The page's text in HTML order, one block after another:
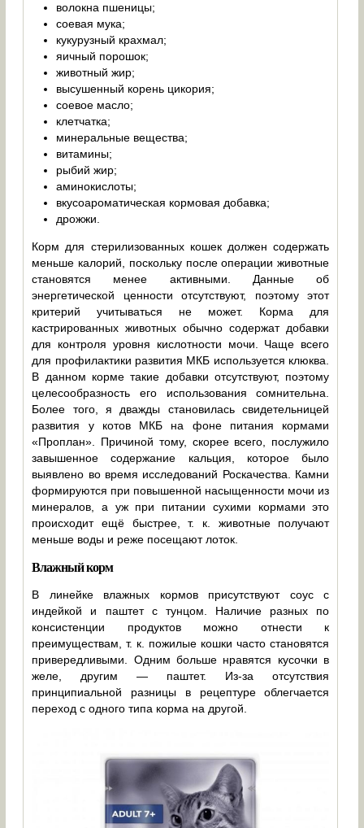
волокна пшеницы;
соевая мука;
кукурузный крахмал;
яичный порошок;
животный жир;
высушенный корень цикория;
соевое масло;
клетчатка;
минеральные вещества;
витамины;
рыбий жир;
аминокислоты;
вкусоароматическая кормовая добавка;
дрожжи.
Корм для стерилизованных кошек должен содержать
меньше калорий, поскольку после операции животные
становятся менее активными. Данные об
энергетической ценности отсутствуют, поэтому этот
критерий учитываться не может. Корма для
кастрированных животных обычно содержат добавки
для контроля уровня кислотности мочи. Чаще всего
для профилактики развития МКБ используется клюква.
В данном корме такие добавки отсутствуют, поэтому
целесообразность его использования сомнительна.
Более того, я дважды становилась свидетельницей
развития у котов МКБ на фоне питания кормами
«Проплан». Причиной тому, скорее всего, послужило
завышенное содержание кальция, которое было
выявлено во время исследований Роскачества. Камни
формируются при повышенной насыщенности мочи из
минералов, а уж при питании сухими кормами это
происходит ещё быстрее, т. к. животные получают
меньше воды и реже посещают лоток.
Влажный корм
В линейке влажных кормов присутствуют соус с
индейкой и паштет с тунцом. Наличие разных по
консистенции продуктов можно отнести к
преимуществам, т. к. пожилые кошки часто становятся
привередливыми. Одним больше нравятся кусочки в
желе, другим — паштет. Из-за отсутствия
принципиальной разницы в рецептуре облегчается
переход с одного типа корма на другой.